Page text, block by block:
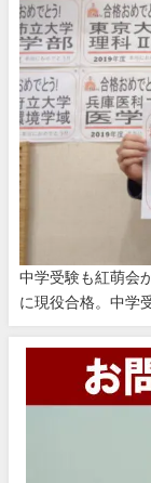
中学受験も紅萌会
に現役合格。中学